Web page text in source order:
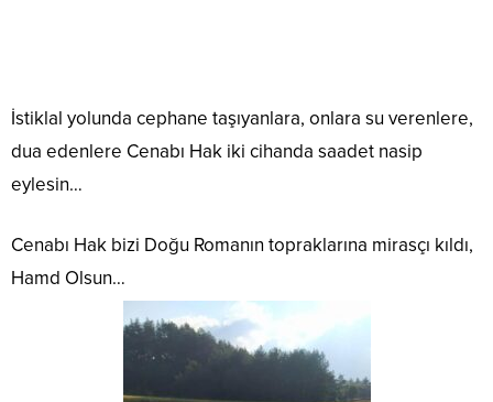
İstiklal yolunda cephane taşıyanlara, onlara su verenlere,
dua edenlere Cenabı Hak iki cihanda saadet nasip
eylesin…
Cenabı Hak bizi Doğu Romanın topraklarına mirasçı kıldı,
Hamd Olsun…